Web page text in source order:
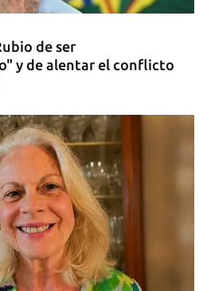
Cuba
de ser
y de alentar el conflicto